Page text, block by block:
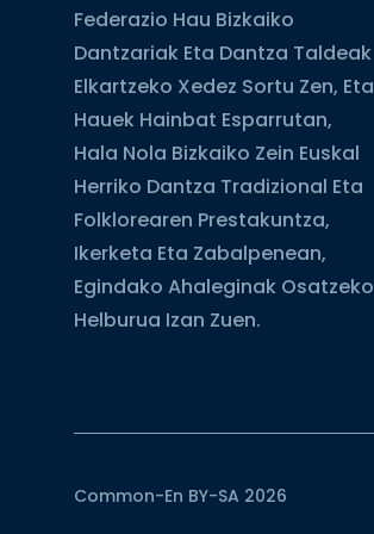
Federazio Hau Bizkaiko
Dantzariak Eta Dantza Taldeak
Elkartzeko Xedez Sortu Zen, Eta
Hauek Hainbat Esparrutan,
Hala Nola Bizkaiko Zein Euskal
Herriko Dantza Tradizional Eta
Folklorearen Prestakuntza,
Ikerketa Eta Zabalpenean,
Egindako Ahaleginak Osatzeko
Helburua Izan Zuen.
Common-En BY-SA 2026